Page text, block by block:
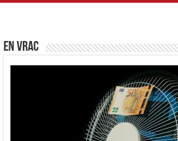
EN VRAC